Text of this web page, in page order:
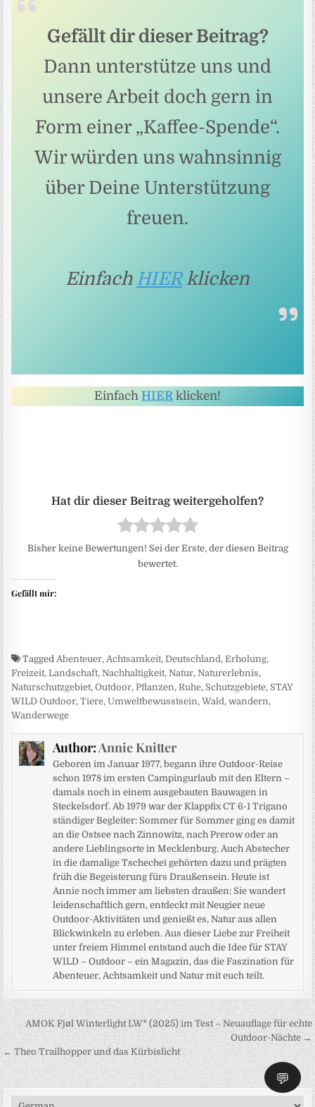
💬
Gefällt dir dieser Beitrag?
Dann unterstütze uns und
unsere Arbeit doch gern in
Form einer „Kaffee-Spende“.
Wir würden uns wahnsinnig
über Deine Unterstützung
freuen.
Einfach HIERklicken
Einfach HIERklicken!
Bisher keine Bewertungen! Sei der Erste, der diesen Beitrag
bewertet.
Gefällt mir:
TaggedAbenteuer,Achtsamkeit,Deutschland,Erholung,
Freizeit,Landschaft,Nachhaltigkeit,Natur,Naturerlebnis,
Naturschutzgebiet,Outdoor,Pflanzen,Ruhe, Schutzgebiete, STAY
WILD Outdoor,Tiere,Umweltbewusstsein,Wald,wandern,
Wanderwege
Author:Annie Knitter
Geboren im Januar 1977, begann ihre Outdoor-Reise
schon 1978 im ersten Campingurlaub mit den Eltern –
damals noch in einem ausgebauten Bauwagen in
Steckelsdorf. Ab 1979 war der Klappfix CT 6-1 Trigano
ständiger Begleiter: Sommer für Sommer ging es damit
an die Ostsee nach Zinnowitz, nach Prerow oder an
andere Lieblingsorte in Mecklenburg. Auch Abstecher
in die damalige Tschechei gehörten dazu und prägten
früh die Begeisterung fürs Draußensein. Heute ist
Annie noch immer am liebsten draußen: Sie wandert
leidenschaftlich gern, entdeckt mit Neugier neue
Outdoor-Aktivitäten und genießt es, Natur aus allen
Blickwinkeln zu erleben. Aus dieser Liebe zur Freiheit
unter freiem Himmel entstand auch die Idee für STAY
WILD – Outdoor – ein Magazin, das die Faszination für
Abenteuer, Achtsamkeit und Natur mit euch teilt.
Beitragsnavigation
AMOK Fjøl Winterlight LW* (2025) im Test – Neuauflage für echte
Outdoor-Nächte →
← Theo Trailhopper und das Kürbislicht